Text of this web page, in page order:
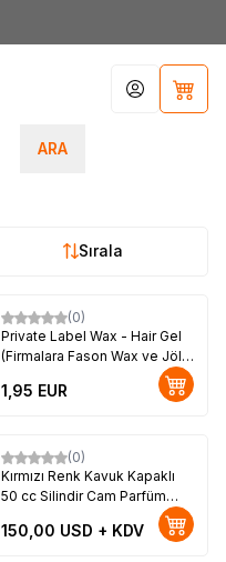
ARA
Hesabım
Sırala
(0)
Private Label Wax - Hair Gel
(Firmalara Fason Wax ve Jöle
1,95 EUR
(0)
Kırmızı Renk Kavuk Kapaklı
50 cc Silindir Cam Parfüm
150,00 USD + KDV